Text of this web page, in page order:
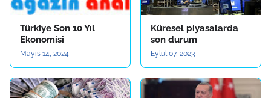
Türkiye Son 10 Yıl
Ekonomisi
Mayıs 14, 2024
Küresel piyasalarda
son durum
Eylül 07, 2023